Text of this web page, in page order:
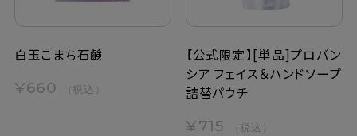
白玉こまち石鹸
¥660 （税込）
【公式限定】[単品]プロバン
シア フェイス＆ハンドソープ
詰替パウチ
¥715 （税込）